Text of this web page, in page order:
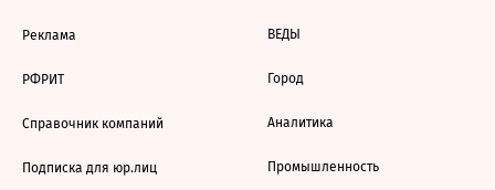
Реклама
РФРИТ
Справочник компаний
Подписка для юр.лиц
ВЕДЫ
Город
Аналитика
Промышленность